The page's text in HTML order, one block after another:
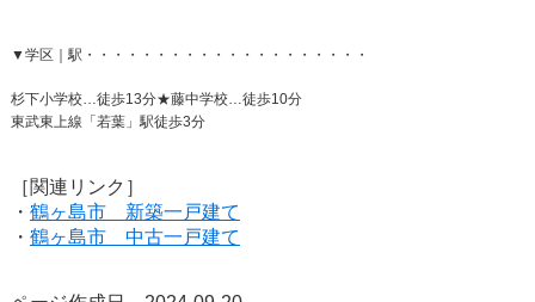
▼学区｜駅・・・・・・・・・・・・・・・・・・・・
杉下小学校…徒歩13分★藤中学校…徒歩10分
東武東上線「若葉」駅徒歩3分
［関連リンク］
・ 鶴ヶ島市 新築一戸建て
・ 鶴ヶ島市 中古一戸建て